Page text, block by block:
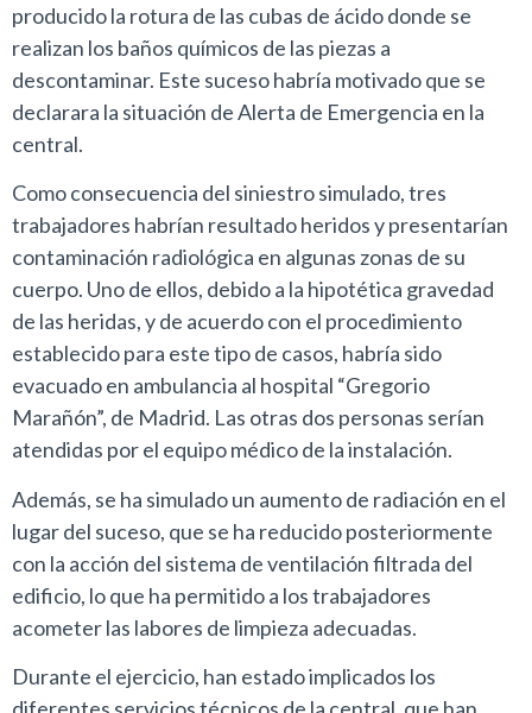
producido la rotura de las cubas de ácido donde se
realizan los baños químicos de las piezas a
descontaminar. Este suceso habría motivado que se
declarara la situación de Alerta de Emergencia en la
central.
Como consecuencia del siniestro simulado, tres
trabajadores habrían resultado heridos y presentarían
contaminación radiológica en algunas zonas de su
cuerpo. Uno de ellos, debido a la hipotética gravedad
de las heridas, y de acuerdo con el procedimiento
establecido para este tipo de casos, habría sido
evacuado en ambulancia al hospital “Gregorio
Marañón”, de Madrid. Las otras dos personas serían
atendidas por el equipo médico de la instalación.
Además, se ha simulado un aumento de radiación en el
lugar del suceso, que se ha reducido posteriormente
con la acción del sistema de ventilación filtrada del
edificio, lo que ha permitido a los trabajadores
acometer las labores de limpieza adecuadas.
Durante el ejercicio, han estado implicados los